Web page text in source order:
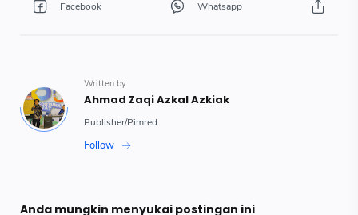
Anda mungkin menyukai postingan ini